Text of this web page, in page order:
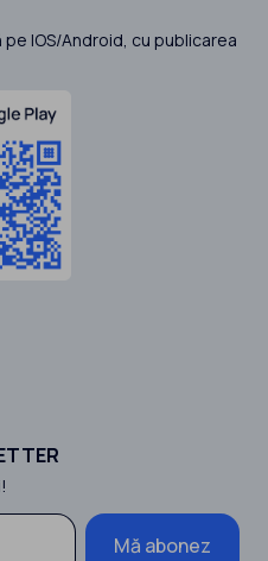
IOS/Android, cu publicarea
Mă abonez